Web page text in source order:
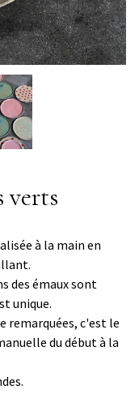
verts
à la main en
des émaux sont
unique.
remarquées, c'est le
du début à la